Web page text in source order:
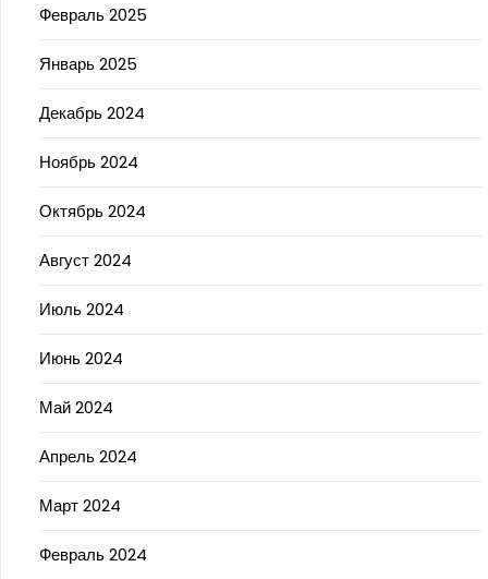
Февраль 2025
Январь 2025
Декабрь 2024
Ноябрь 2024
Октябрь 2024
Август 2024
Июль 2024
Июнь 2024
Май 2024
Апрель 2024
Март 2024
Февраль 2024